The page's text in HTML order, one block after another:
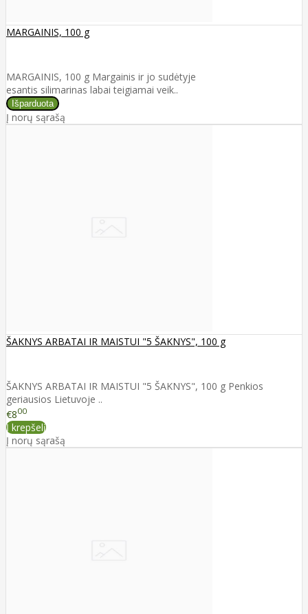
MARGAINIS, 100 g
MARGAINIS, 100 g Margainis ir jo sudėtyje
esantis silimarinas labai teigiamai veik..
Į norų sąrašą
ŠAKNYS ARBATAI IR MAISTUI "5 ŠAKNYS", 100 g
ŠAKNYS ARBATAI IR MAISTUI "5 ŠAKNYS", 100 g Penkios
geriausios Lietuvoje ..
€800
Į krepšelį
Į norų sąrašą